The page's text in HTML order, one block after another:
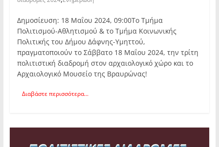
Δημοσίευση: 18 Μαΐου 2024, 09:00Το Τμήμα
Πολιτισμού-Αθλητισμού & το Τμήμα Κοινωνικής
Πολιτικής του Δήμου Δάφνης-Υμηττού,
πραγματοποιούν το Σάββατο 18 Μαΐου 2024, την τρίτη
πολιτιστική διαδρομή στον αρχαιολογικό χώρο και το
Αρχαιολογικό Μουσείο της Βραυρώνας!
Διαβάστε περισσότερα...